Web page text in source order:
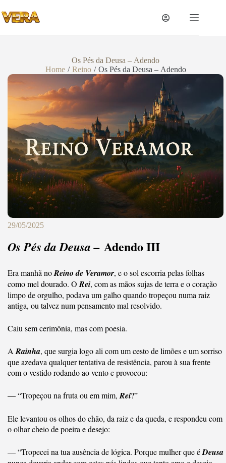
Os Pés da Deusa – Adendo
Home / Reino / Os Pés da Deusa – Adendo
29/05/2025
Os Pés da Deusa – Adendo III
Era manhã noReino de Veramor, e o sol escorria pelas folhas
como mel dourado. ORei, com as mãos sujas de terra e o coração
limpo de orgulho, podava um galho quando tropeçou numa raiz
antiga, ou talvez num pensamento mal resolvido.
Caiu sem cerimônia, mas com poesia.
ARainha, que surgia logo ali com um cesto de limões e um sorriso
que azedava qualquer tentativa de resistência, parou à sua frente
com o vestido rodando ao vento e provocou:
— “Tropeçou na fruta ou em mim,Rei?”
Ele levantou os olhos do chão, da raiz e da queda, e respondeu com
o olhar cheio de poeira e desejo:
— “Tropecei na tua ausência de lógica. Porque mulher que éDeusa